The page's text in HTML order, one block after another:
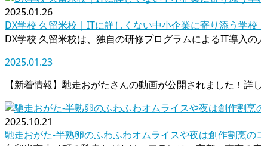
2025.01.26
DX学校 久留米校｜ITに詳しくない中小企業に寄り添う学校
DX学校 久留米校は、独自の研修プログラムによるIT導入
2025.01.23
【新着情報】馳走おがたさんの動画が公開されました！詳
2025.10.21
馳走おがた-半熟卵のふわふわオムライスや夜は創作割烹